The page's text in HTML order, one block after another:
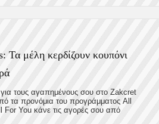
Τα μέλη κερδίζουν κουπόνι
τους αγαπημένους σου στο Zakcret
τα προνόμια του προγράμματος All
For You κάνε τις αγορές σου από